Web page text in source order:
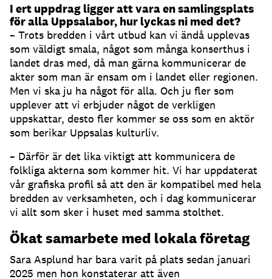
I ert uppdrag ligger att vara en samlingsplats
för alla Uppsalabor, hur lyckas ni med det?
– Trots bredden i vårt utbud kan vi ändå upplevas
som väldigt smala, något som många konserthus i
landet dras med, då man gärna kommunicerar de
akter som man är ensam om i landet eller regionen.
Men vi ska ju ha något för alla. Och ju fler som
upplever att vi erbjuder något de verkligen
uppskattar, desto fler kommer se oss som en aktör
som berikar Uppsalas kulturliv.
– Därför är det lika viktigt att kommunicera de
folkliga akterna som kommer hit. Vi har uppdaterat
vår grafiska profil så att den är kompatibel med hela
bredden av verksamheten, och i dag kommunicerar
vi allt som sker i huset med samma stolthet.
Ökat samarbete med lokala företag
Sara Asplund har bara varit på plats sedan januari
2025 men hon konstaterar att även